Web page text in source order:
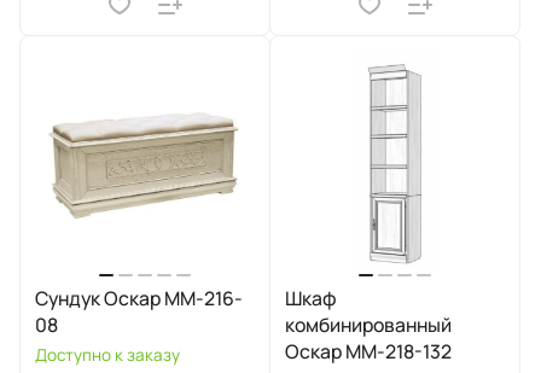
Сундук Оскар ММ-216-
08
Доступно к заказу
Шкаф
комбинированный
Оскар ММ-218-132